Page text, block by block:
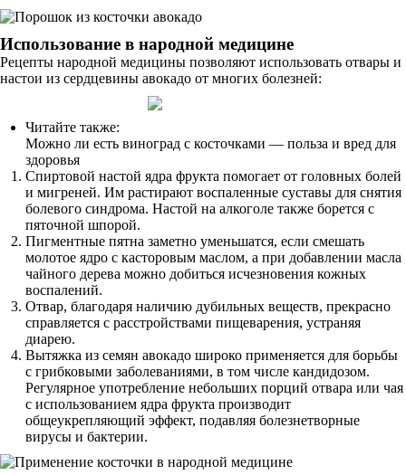
Использование в народной медицине
Рецепты народной медицины позволяют использовать отвары и
настои из сердцевины авокадо от многих болезней:
Читайте также:
Можно ли есть виноград с косточками — польза и вред для
здоровья
Спиртовой настой ядра фрукта помогает от головных болей
и мигреней. Им растирают воспаленные суставы для снятия
болевого синдрома. Настой на алкоголе также борется с
пяточной шпорой.
Пигментные пятна заметно уменьшатся, если смешать
молотое ядро с касторовым маслом, а при добавлении масла
чайного дерева можно добиться исчезновения кожных
воспалений.
Отвар, благодаря наличию дубильных веществ, прекрасно
справляется с расстройствами пищеварения, устраняя
диарею.
Вытяжка из семян авокадо широко применяется для борьбы
с грибковыми заболеваниями, в том числе кандидозом.
Регулярное употребление небольших порций отвара или чая
с использованием ядра фрукта производит
общеукрепляющий эффект, подавляя болезнетворные
вирусы и бактерии.